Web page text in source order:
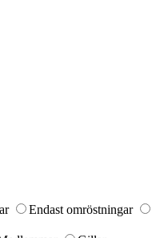
Endast omröstningar